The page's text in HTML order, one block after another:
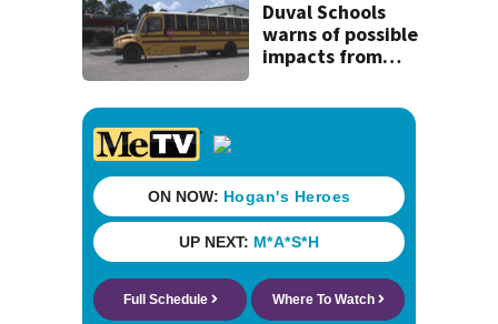
recognition in city
history
Duval Schools
warns of possible
impacts from